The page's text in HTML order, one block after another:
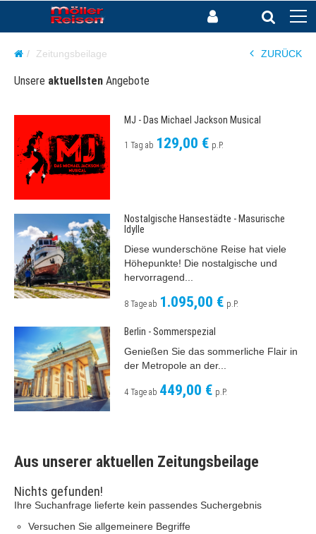
Zeitungsbeilage ZURÜCK
Unsere aktuellsten Angebote
MJ - Das Michael Jackson Musical
1 Tag ab 129,00 € p.P.
Nostalgische Hansestädte - Masurische
Idylle
Diese wunderschöne Reise hat viele
Höhepunkte! Die nostalgische und
hervorragend...
8 Tage ab 1.095,00 € p.P.
Berlin - Sommerspezial
Genießen Sie das sommerliche Flair in
der Metropole an der...
4 Tage ab 449,00 € p.P.
Aus unserer aktuellen Zeitungsbeilage
Nichts gefunden!
Ihre Suchanfrage lieferte kein passendes Suchergebnis
Versuchen Sie allgemeinere Begriffe